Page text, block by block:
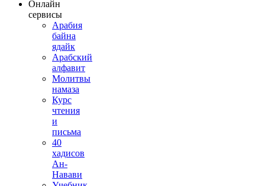
Онлайн
сервисы
Арабия
байна
ядайк
Арабский
алфавит
Молитвы
намаза
Курс
чтения
и
письма
40
хадисов
Ан-
Навави